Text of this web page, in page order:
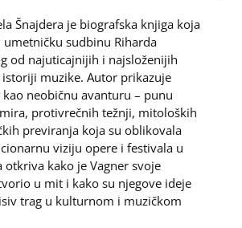
Šnajdera je biografska knjiga koja
umetničku sudbinu Riharda
od najuticajnijih i najsloženijih
muzike. Autor prikazuje
neobičnu avanturu – punu
protivrečnih težnji, mitoloških
previranja koja su oblikovala
viziju opere i festivala u
otkriva kako je Vagner svoje
u mit i kako su njegove ideje
trag u kulturnom i muzičkom